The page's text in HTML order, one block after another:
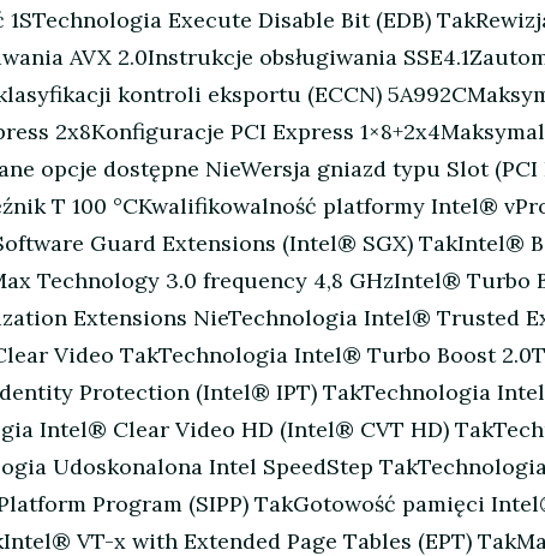
1STechnologia Execute Disable Bit (EDB)
AVX 2.0Instrukcje obsługiwania
klasyfikacji kontroli eksportu (ECCN)
2x8Konfiguracje PCI Express
opcje dostępne NieWersja gniazd typu Slot
T 100 °CKwalifikowalność platformy Intel®
Guard Extensions (Intel® SGX) TakIntel®
Technology 3.0 frequency 4,8 GHzIntel® Turbo
Extensions NieTechnologia Intel® Trusted
Video TakTechnologia Intel® Turbo Boost
Protection (Intel® IPT) TakTechnologia
Intel® Clear Video HD (Intel® CVT HD)
Udoskonalona Intel SpeedStep
Program (SIPP) TakGotowość pamięci
VT-x with Extended Page Tables (EPT)